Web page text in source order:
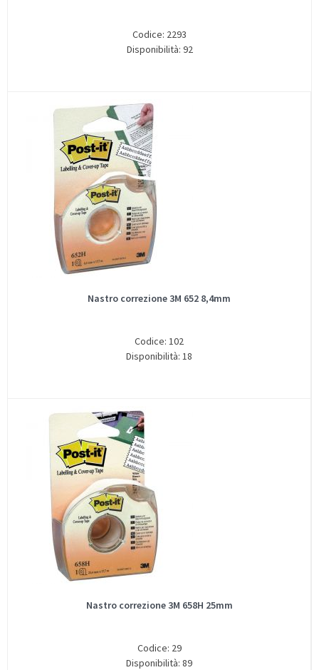
Codice: 2293
Disponibilità: 92
Nastro correzione 3M 652 8,4mm
Codice: 102
Disponibilità: 18
Nastro correzione 3M 658H 25mm
Codice: 29
Disponibilità: 89